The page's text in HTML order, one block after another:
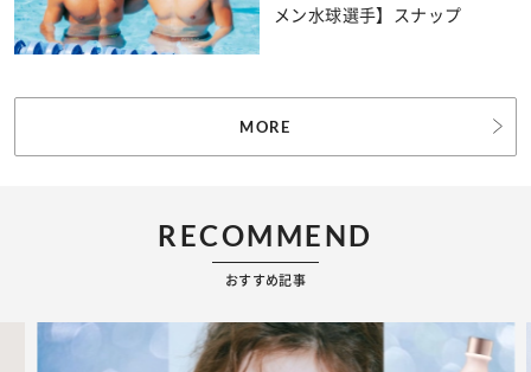
メン水球選手】スナップ
MORE
RECOMMEND
おすすめ記事